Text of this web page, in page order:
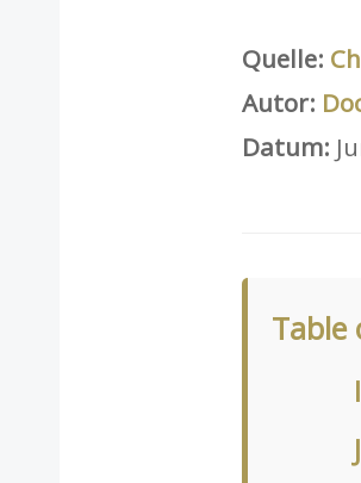
Quelle:
Autor:
Datum:
Table